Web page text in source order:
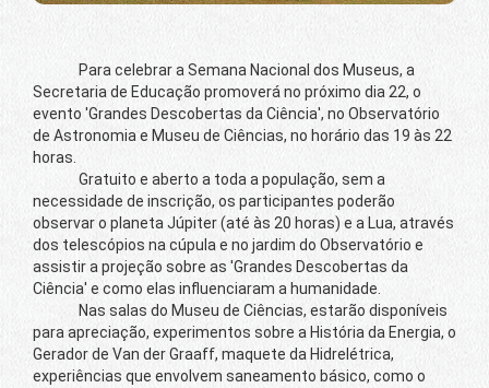
Para celebrar a Semana Nacional dos Museus, a
Secretaria de Educação promoverá no próximo dia 22, o
evento 'Grandes Descobertas da Ciência', no Observatório
de Astronomia e Museu de Ciências, no horário das 19 às 22
horas.
Gratuito e aberto a toda a população, sem a
necessidade de inscrição, os participantes poderão
observar o planeta Júpiter (até às 20 horas) e a Lua, através
dos telescópios na cúpula e no jardim do Observatório e
assistir a projeção sobre as 'Grandes Descobertas da
Ciência' e como elas influenciaram a humanidade.
Nas salas do Museu de Ciências, estarão disponíveis
para apreciação, experimentos sobre a História da Energia, o
Gerador de Van der Graaff, maquete da Hidrelétrica,
experiências que envolvem saneamento básico, como o